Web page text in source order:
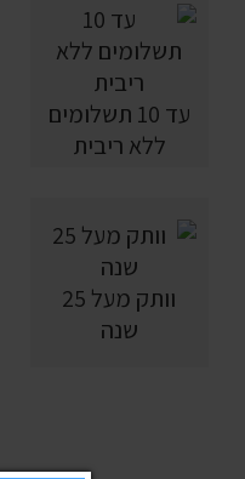
עד 10 תשלומים
ללא ריבית
וותק מעל 25
שנה